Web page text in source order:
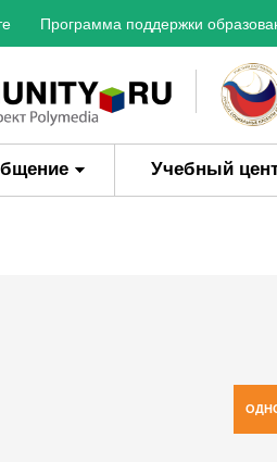
Программа поддержки
Учебный